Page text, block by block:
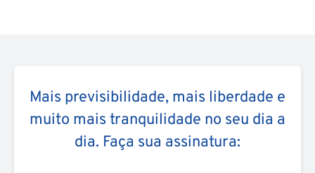
Mais previsibilidade, mais liberdade e
muito mais tranquilidade no seu dia a
dia. Faça sua assinatura: